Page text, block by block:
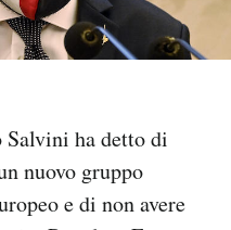
ha detto di
nuovo gruppo
e di non avere